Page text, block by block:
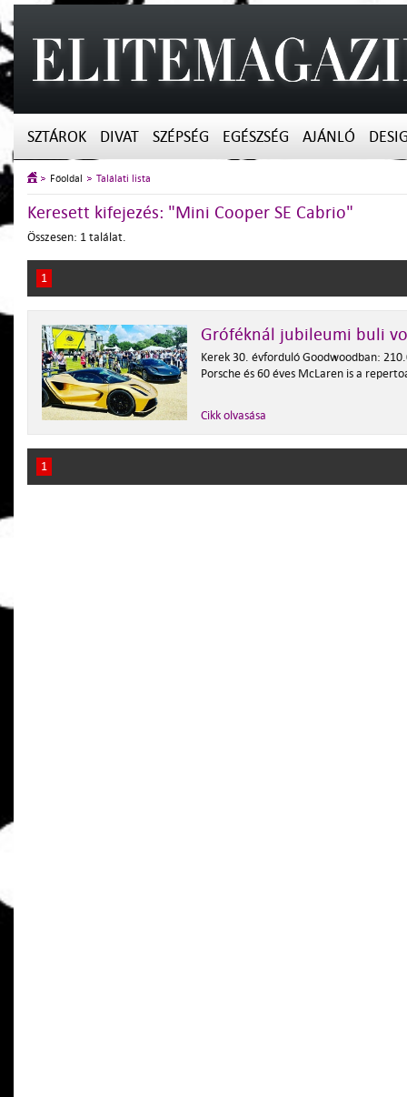
SZTÁROK DIVAT SZÉPSÉG EGÉSZSÉG AJÁNLÓ
Főoldal Találati lista
Keresett kifejezés: "Mini Cooper SE Cabrio"
Összesen: 1 találat.
1
Gróféknál jubileumi buli
Kerek 30. évforduló Goodwoodban:
Porsche és 60 éves McLaren is a
Cikk olvasása
1